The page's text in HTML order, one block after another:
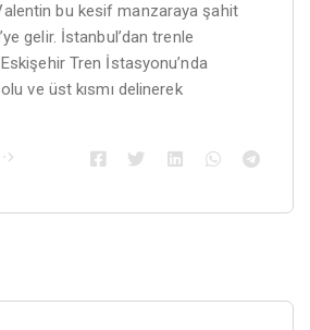
bu kesif manzaraya şahit
gelir. İstanbul’dan trenle
Tren İstasyonu’nda
ve üst kısmı delinerek